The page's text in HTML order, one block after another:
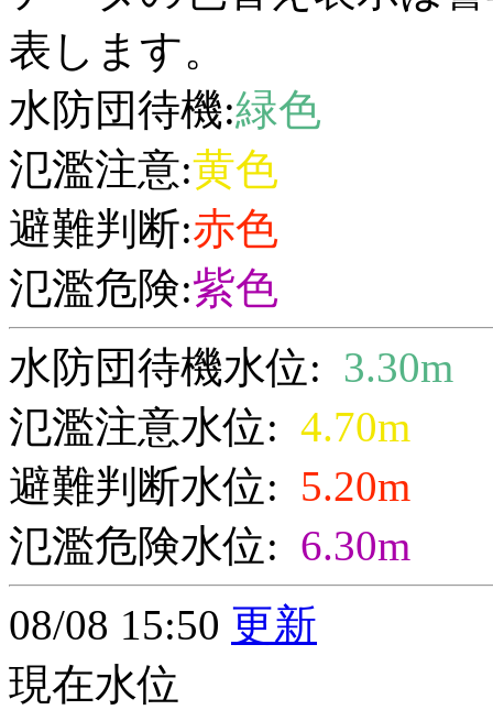
表します。
水防団待機:緑色
氾濫注意:黄色
避難判断:赤色
氾濫危険:紫色
水防団待機水位: 3.30m
氾濫注意水位: 4.70m
避難判断水位: 5.20m
氾濫危険水位: 6.30m
08/08 15:50 更新
現在水位